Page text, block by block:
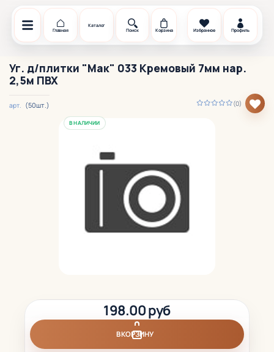
Главная
Каталог
Поиск
Корзина Избранное Профиль
Уг. д/плитки "Мак" 033 Кремовый 7мм нар.
2,5м ПВХ
(0)
арт. (50шт.)
В НАЛИЧИИ
198.00 руб
В КОРЗИНУ